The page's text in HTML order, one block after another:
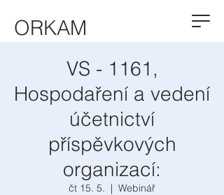
ORKAM
VS - 1161,
Hospodaření a vedení
účetnictví
příspěvkových
organizací:
čt 15. 5.
  |
Webinář